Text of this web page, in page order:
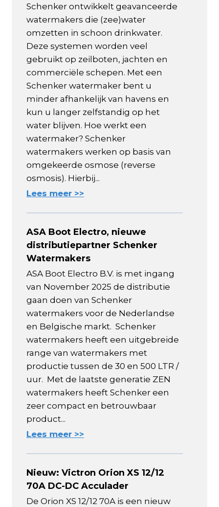
Schenker ontwikkelt geavanceerde
watermakers die (zee)water
omzetten in schoon drinkwater.
Deze systemen worden veel
gebruikt op zeilboten, jachten en
commerciële schepen. Met een
Schenker watermaker bent u
minder afhankelijk van havens en
kun u langer zelfstandig op het
water blijven. Hoe werkt een
watermaker? Schenker
watermakers werken op basis van
omgekeerde osmose (reverse
osmosis). Hierbij...
Lees meer >>
ASA Boot Electro, nieuwe
distributiepartner Schenker
Watermakers
ASA Boot Electro B.V. is met ingang
van November 2025 de distributie
gaan doen van Schenker
watermakers voor de Nederlandse
en Belgische markt. Schenker
watermakers heeft een uitgebreide
range van watermakers met
productie tussen de 30 en 500 LTR /
uur. Met de laatste generatie ZEN
watermakers heeft Schenker een
zeer compact en betrouwbaar
product...
Lees meer >>
Nieuw: Victron Orion XS 12/12
70A DC-DC Acculader
De Orion XS 12/12 70A is een nieuw